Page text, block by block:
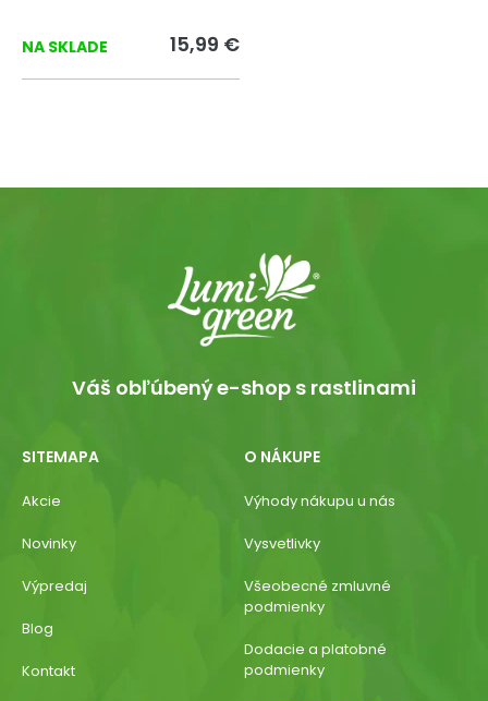
NA SKLADE 15,99 €
Váš obľúbený e-shop s rastlinami
SITEMAPA
Akcie
Novinky
Výpredaj
Blog
Kontakt
O NÁKUPE
Výhody nákupu u nás
Vysvetlivky
Všeobecné zmluvné
podmienky
Dodacie a platobné
podmienky